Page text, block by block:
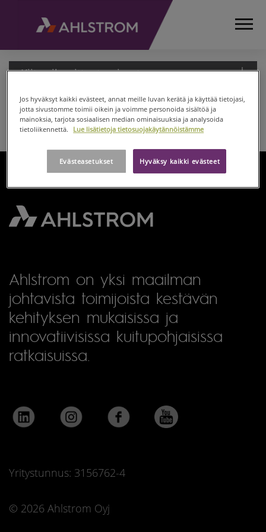
Kiitos ilmoittautumisesta
ETUSIVU
KATSAUKSET JA
PRESENTAATIOT
YOU
PAGE-
Kiitos ilmoittautumisesta
Ahlstrom on yksi maailman
johtavista toimijoista kestävän
kehityksen mukaisissa ja
innovatiivisissa kuitupohjaisissa
ratkaisuissa.
Yritystunnus: 3156762-4
© 2026 Ahlstrom Oyj
Jos hyväksyt kaikki evästeet, annat meille luvan kerätä ja käyttää tietojasi,
jotta sivustomme toimii oikein ja voimme personoida sisältöä ja
mainoksia, tarjota sosiaalisen median ominaisuuksia ja analysoida
tietoliikennettä.
Lue lisätietoja tietosuojakäytännöistämme
Hyväksy kaikki evästeet
Evästeasetukset